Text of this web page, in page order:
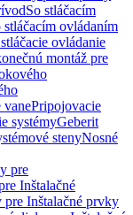
So stláčacím
ovládaním
ovládanie
montáž pre
vanePripojovacie
systémyGeberit
stenyNosné
pre
Inštalačné
pre Inštalačné prvky